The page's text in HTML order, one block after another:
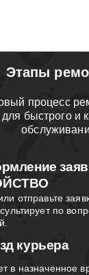
Этапы
процесс
для быстрого и
отправьте
по
курьера
в назначенное